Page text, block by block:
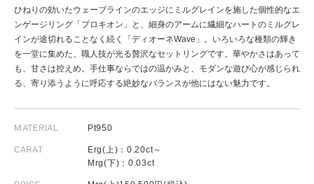
ひねりの効いたウェーブラインのエッジにミルグレインを施した個性的なエ
ンゲージリング「プロキオン」と、細身のアームに繊細なハートのミルグレ
インが途切れることなく続く「ディオーネWave」。いろいろな種類の輝き
を一堂に集めた、職人技が光る贅沢なセットリングです。華やかさはあって
も、甘さは控えめ。手仕事ならではの温かみと、モダンな遊び心が感じられ
る、寄り添うように呼応する絶妙なバランスが他にはない魅力です。
MATERIAL Pt950
CARAT
Erg(上)：0.20ct～
Mrg(下)：0.03ct